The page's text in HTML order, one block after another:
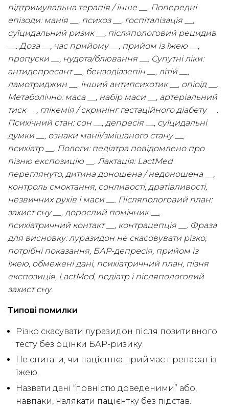
підтримувальна терапія / інше __. Попередні
епізоди: манія __, психоз __, госпіталізація __,
суїцидальний ризик __, післяпологовий рецидив
__. Доза __, час прийому __, прийом із їжею __,
пропуски __, нудота/блювання __. Супутні ліки:
антидепресант __, бензодіазепін __, літій __,
ламотриджин __, інший антипсихотик __, опіоїд __.
Метаболічно: маса __, набір маси __, артеріальний
тиск __, глікемія / скринінг гестаційного діабету __.
Психічний стан: сон __, депресія __, суїцидальні
думки __, ознаки манії/змішаного стану __,
психіатр __. Пологи: педіатра повідомлено про
пізню експозицію __. Лактація: LactMed
переглянуто, дитина доношена / недоношена __,
контроль смоктання, сонливості, дратівливості,
незвичних рухів і маси __. Післяпологовий план:
захист сну __, дорослий помічник __,
психіатричний контакт __, контрацепція __. Фраза
для висновку: луразидон не скасовувати різко;
потрібні показання, БАР-депресія, прийом із
їжею, обмежені дані, психіатричний план, пізня
експозиція, LactMed, педіатр і післяпологовий
захист сну.
Типові помилки
Різко скасувати луразидон після позитивного
тесту без оцінки БАР-ризику.
Не спитати, чи пацієнтка приймає препарат із
їжею.
Назвати дані “повністю доведеними” або,
навпаки, налякати пацієнтку без підстав.